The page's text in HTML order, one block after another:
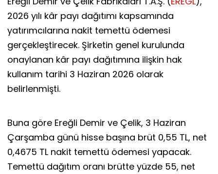
2026 yılı kâr payı dağıtımı kapsamında
yatırımcılarına nakit temettü ödemesi
gerçekleştirecek. Şirketin genel kurulunda
onaylanan kâr payı dağıtımına ilişkin hak
kullanım tarihi 3 Haziran 2026 olarak
belirlenmişti.
Buna göre Ereğli Demir ve Çelik, 3 Haziran
Çarşamba günü hisse başına brüt 0,55 TL, net
0,4675 TL nakit temettü ödemesi yapacak.
Temettü dağıtım oranı brütte yüzde 55, net